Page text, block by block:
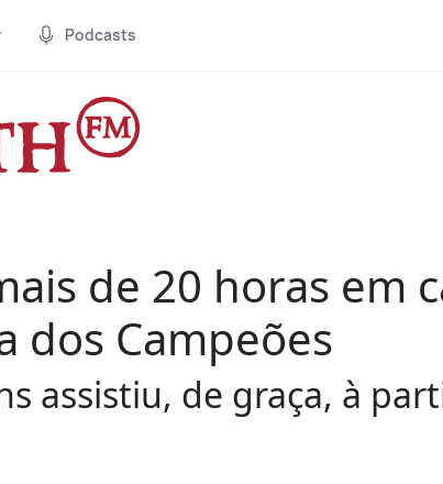
Podcasts
de 20 horas em
dos Campeões
assistiu, de graça, à